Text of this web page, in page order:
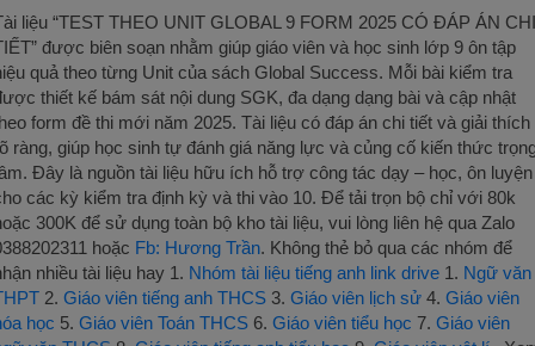
liệu “TEST THEO UNIT GLOBAL 9 FORM 2025 CÓ ĐÁP ÁN CHI
được biên soạn nhằm giúp giáo viên và học sinh lớp 9 ôn tập
quả theo từng Unit của sách Global Success. Mỗi bài kiểm tra
thiết kế bám sát nội dung SGK, đa dạng dạng bài và cập nhật
form đề thi mới năm 2025. Tài liệu có đáp án chi tiết và giải thích
ràng, giúp học sinh tự đánh giá năng lực và củng cố kiến thức
Đây là nguồn tài liệu hữu ích hỗ trợ công tác dạy – học, ôn luyện
các kỳ kiểm tra định kỳ và thi vào 10. Để tải trọn bộ chỉ với 80k
300K để sử dụng toàn bộ kho tài liệu, vui lòng liên hệ qua Zalo
hoặc Fb: Hương Trần. Không thẻ bỏ qua các nhóm để
nhiều tài liệu hay 1. Nhóm tài liệu tiếng anh link drive1. Ngữ văn
2. Giáo viên tiếng anh THCS3. Giáo viên lịch sử4. Giáo viên
học 5. Giáo viên Toán THCS6. Giáo viên tiểu học 7. Giáo viên